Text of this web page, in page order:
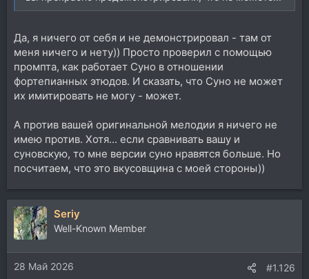
Да, я ничего от себя и не демонстрировал - там от
меня ничего и нету)) Просто проверил с помощью
промпта, как работает Суно в отношении
фортепианных этюдов. И сказать, что Суно не может
их имитировать не могу - может.
А против вашей оригинальной мелодии я ничего не
имею против. Хотя... если сравнивать вашу и
суновскую, то мне версии суно нравятся больше. Но
посчитаем, что это вкусовщина с моей стороны))
Seriy
Well-Known Member
28 Май 2026 #1.126